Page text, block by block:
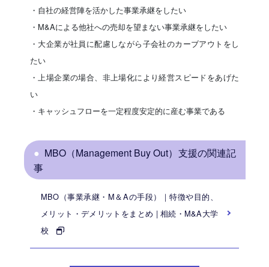
・自社の経営陣を活かした事業承継をしたい
・M&Aによる他社への売却を望まない事業承継をしたい
・大企業が社員に配慮しながら子会社のカーブアウトをし
たい
・上場企業の場合、非上場化により経営スピードをあげた
い
・キャッシュフローを一定程度安定的に産む事業である
MBO（Management Buy Out）支援の関連記
事
MBO（事業承継・M＆Aの手段）｜特徴や目的、
メリット・デメリットをまとめ | 相続・M&A大学
校